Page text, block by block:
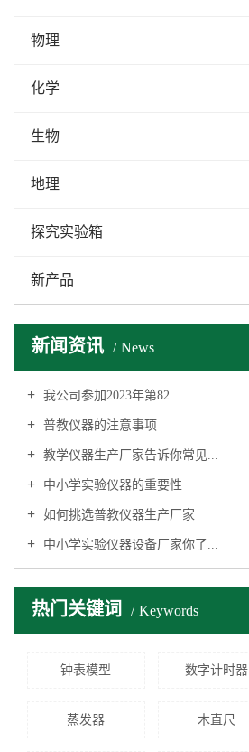
物理
化学
生物
地理
探究实验箱
新产品
新闻资讯 News
我公司参加2023年第82...
普教仪器的注意事项
教学仪器生产厂家告诉你常见...
中小学实验仪器的重要性
如何挑选普教仪器生产厂家
中小学实验仪器设备厂家你了...
热门关键词 Keywords
钟表模型 数字计时器
蒸发器 木直尺